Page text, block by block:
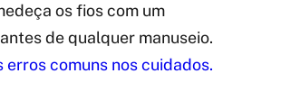
os fios com um
de qualquer manuseio.
erros comuns nos cuidados.